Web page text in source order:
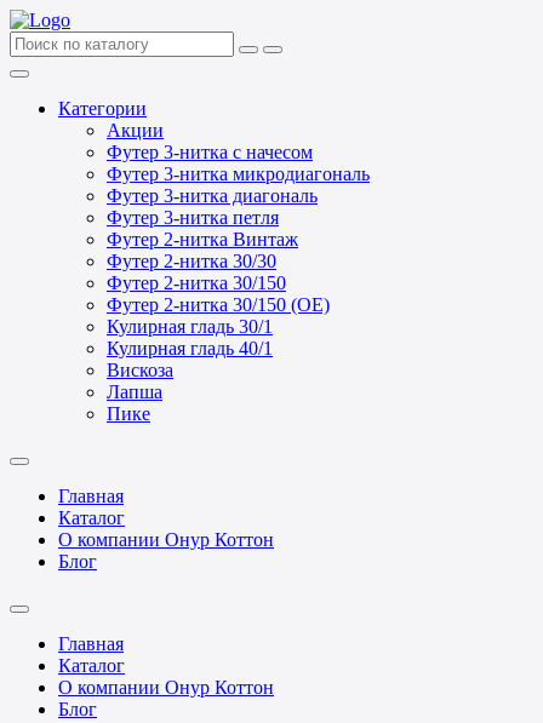
Категории
Акции
Футер 3-нитка с начесом
Футер 3-нитка микродиагональ
Футер 3-нитка диагональ
Футер 3-нитка петля
Футер 2-нитка Винтаж
Футер 2-нитка 30/30
Футер 2-нитка 30/150
Футер 2-нитка 30/150 (ОЕ)
Кулирная гладь 30/1
Кулирная гладь 40/1
Вискоза
Лапша
Пике
Главная
Каталог
О компании Онур Коттон
Блог
Главная
Каталог
О компании Онур Коттон
Блог